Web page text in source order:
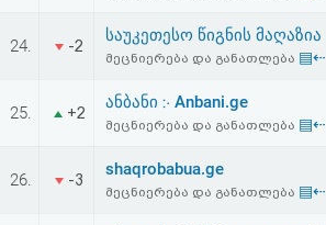
რეგისტრაცია
პაროლის
აღდგენა
HTML
24. -2
საუკეთესო წიგნის მაღაზია
მეცნიერება და განათლება ▤⇠
25. +2
ანბანი ჻ Anbani.ge
მეცნიერება და განათლება ▤⇠
26. -3
shaqrobabua.ge
მეცნიერება და განათლება ▤⇠